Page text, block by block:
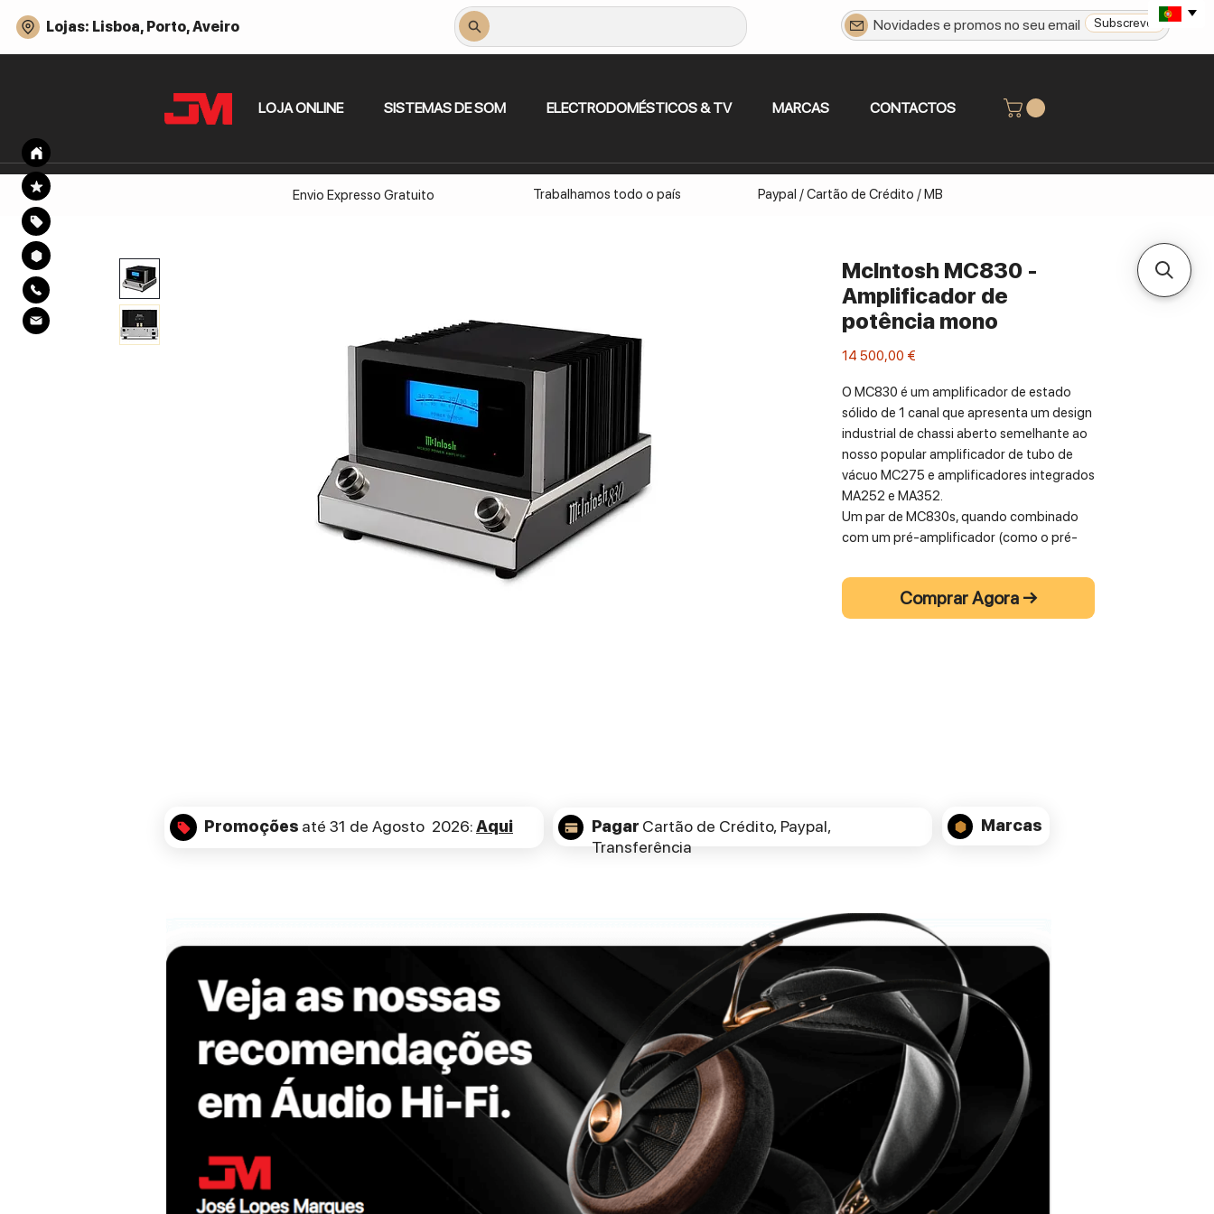
Subscrever
LOJA ONLINE SISTEMAS DE SOM ELECTRODOMÉSTICOS & TV MARCAS CONTACTOS
Lojas: Lisboa, Porto, Aveiro
Envio Expresso Gratuito Trabalhamos todo o país Paypal / Cartão de Crédito / MB
McIntosh MC830 -
Amplificador de
potência mono
14 500,00 €
O MC830 é um amplificador de estado
sólido de 1 canal que apresenta um design
industrial de chassi aberto semelhante ao
nosso popular amplificador de tubo de
vácuo MC275 e amplificadores integrados
MA252 e MA352.
Um par de MC830s, quando combinado
com um pré-amplificador (como o pré-
correspondente), componentes de origem
como um toca-discos, CD player
(consulte o MCD85 SACD/CD Player
postes de ligação de alto-falante Solid
Comprar Agora →
Promoções até 31 de Agosto 2026:Aqui Pagar Cartão de Crédito, Paypal,
Transferência
Marcas